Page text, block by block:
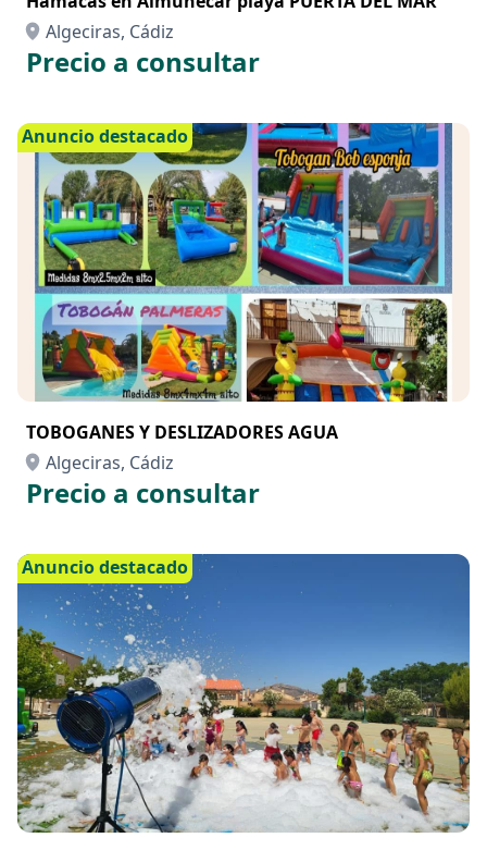
Algeciras, Cádiz
Precio a consultar
Anuncio destacado
TOBOGANES Y DESLIZADORES AGUA
Algeciras, Cádiz
Precio a consultar
Anuncio destacado